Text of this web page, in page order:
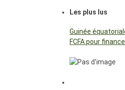
Les plus lus
Guinée
FCFA pour